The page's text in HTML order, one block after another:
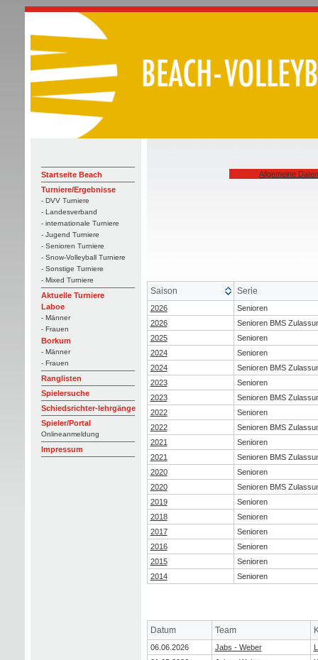
Startseite Beach
Turniere/Ergebnisse
- DVV Turniere
- Landesverband
- internationale Turniere
- Jugend Turniere
- Senioren Turniere
- Snow-Volleyball Turniere
- Sonstige Turniere
- Mixed Turniere
Aktuelle Turniere
Laboe
- Männer
- Frauen
Borkum
- Männer
- Frauen
Ranglisten
Spielersuche
Schiedsrichter-lehrgänge
Spieler/Portal
Onlineanmeldung
Impressum
Allgemeine
Saison Serie
2026
Senioren
2026
Senioren BMS
2025
Senioren
2024
Senioren
2024
Senioren BMS
2023
Senioren
2023
Senioren BMS
2022
Senioren
2022
Senioren BMS
2021
Senioren
2021
Senioren BMS
2020
Senioren
2020
Senioren BMS
2019
Senioren
2018
Senioren
2017
Senioren
2016
Senioren
2015
Senioren
2014
Senioren
Datum Team
06.06.2026 Jabs - Weber